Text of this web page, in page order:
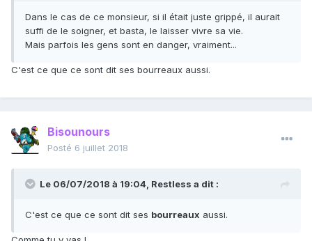
Dans le cas de ce monsieur, si il était juste grippé, il aurait
suffi de le soigner, et basta, le laisser vivre sa vie.
Mais parfois les gens sont en danger, vraiment...
C'est ce que ce sont dit ses bourreaux aussi.
Bisounours
Posté 6 juillet 2018
Le 06/07/2018 à 19:04, Restless a dit :
C'est ce que ce sont dit ses bourreaux aussi.